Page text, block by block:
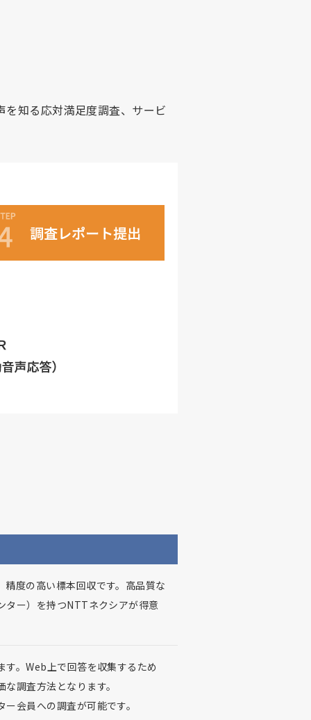
知る応対満足度調査、サービ
度の高い標本回収です。高品質な
ター）を持つNTTネクシアが得意
。Web上で回答を収集するため
調査方法となります。
会員への調査が可能です。